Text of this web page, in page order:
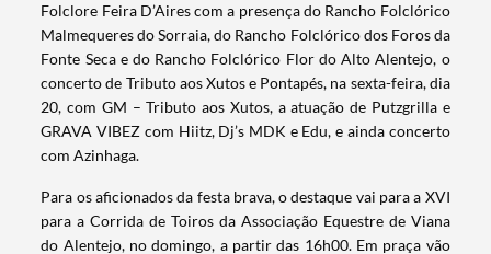
Folclore Feira D’Aires com a presença do Rancho Folclórico
Malmequeres do Sorraia, do Rancho Folclórico dos Foros da
Fonte Seca e do Rancho Folclórico Flor do Alto Alentejo, o
concerto de Tributo aos Xutos e Pontapés, na sexta-feira, dia
20, com GM – Tributo aos Xutos, a atuação de Putzgrilla e
GRAVA VIBEZ com Hiitz, Dj’s MDK e Edu, e ainda concerto
com Azinhaga.
Para os aficionados da festa brava, o destaque vai para a XVI
para a Corrida de Toiros da Associação Equestre de Viana
do Alentejo, no domingo, a partir das 16h00. Em praça vão